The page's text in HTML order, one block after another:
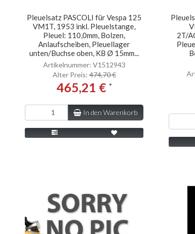
Pleuelsatz PASCOLI für Vespa 125
VM1T, 1953 inkl. Pleuelstange,
Pleuel: 110,0mm, Bolzen,
Anlaufscheiben, Pleuellager
unten/Buchse oben, KB Ø 15mm...
Artikelnummer: V1512943
Alter Preis: 474,70 €
465,21 € *
In den Warenkorb
2T/